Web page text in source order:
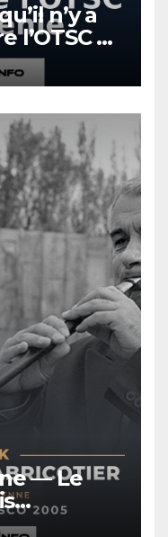
n’y a
l’OTSC et
— Le